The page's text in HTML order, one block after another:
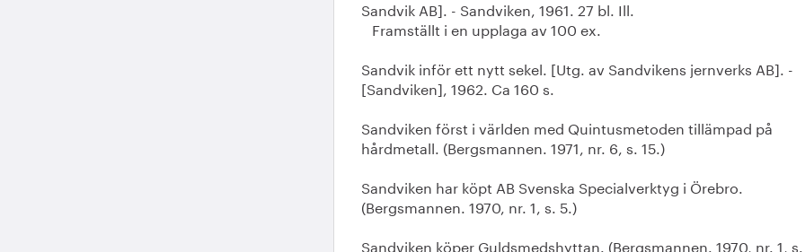
Sandvik AB]. - Sandviken, 1961. 27 bl. Ill.
Framställt i en upplaga av 100 ex.
Sandvik inför ett nytt sekel. [Utg. av Sandvikens jernverks AB]. -
[Sandviken], 1962. Ca 160 s.
Sandviken först i världen med Quintusmetoden tillämpad på
hårdmetall. (Bergsmannen. 1971, nr. 6, s. 15.)
Sandviken har köpt AB Svenska Specialverktyg i Örebro.
(Bergsmannen. 1970, nr. 1, s. 5.)
Sandviken köper Guldsmedshyttan. (Bergsmannen. 1970, nr. 1,